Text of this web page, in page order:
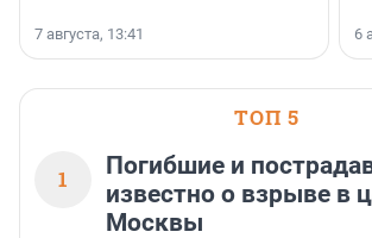
7 августа, 13:41 6
ТОП 5
1
Погибшие и
известно о взрыве в
Москвы